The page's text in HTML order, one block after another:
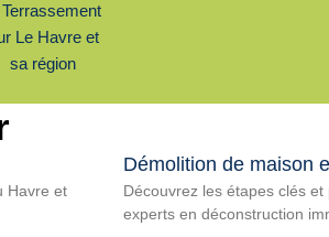
Havre et
Démolition de maison
Découvrez les étapes clés
experts en déconstruction